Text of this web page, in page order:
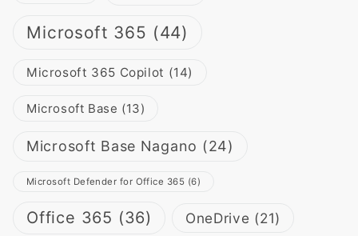
Microsoft 365 (44)
Microsoft 365 Copilot (14)
Microsoft Base (13)
Microsoft Base Nagano (24)
Microsoft Defender for Office 365 (6)
Office 365 (36) OneDrive (21)